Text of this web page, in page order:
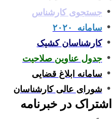
جستجوی کارشناس
سامانه ۲۰۲۰
کارشناسان کشیک
جدول عناوین صلاحیت
سامانه ابلاغ قضایی
شورای عالی کارشناسان
اشتراک در خبرنامه